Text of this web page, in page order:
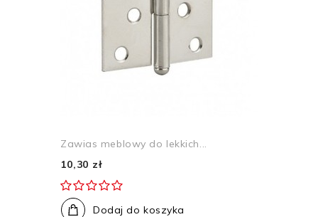
Zawias meblowy do lekkich...
10,30 zł
Dodaj do koszyka